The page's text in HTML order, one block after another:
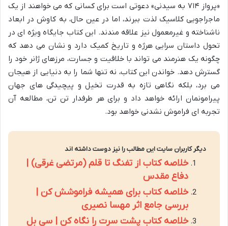
«پرواز ۷۱۴ به سیدنی» دعوتی است برای کسانی که می خواهند از یک
ماجراجویی کلاسیک لذت ببرند، اما در عین حال، به کاوش در ابعاد
ناشناخته و غیرمعمول نیز علاقه مندند. این کتاب جایگاه ویژه ای در
تحول داستان سرایی هرژه و تاریخ کمیک دارد و نشان می دهد که
چگونه یک هنرمند می تواند با خلاقیت و جسارت، مرزهای ژانر خود را
گسترش دهد. خواندن این کتاب، نه تنها شما را به دنیایی از هیجان
می برد، بلکه نگاهی تازه به قدرت تخیل و پیچیدگی های جهان
پیرامونمان ارائه خواهد داد و برای هر طرفدار تن تن، مطالعه آن
تجربه ای فراموش نشدنی خواهد بود.
دیگر کاربران سایت این مطالب را نیز دوست داشته اند
خلاصه کتاب از تفنگ تا قلم (مرتضی غرقی) |
دفاع مقدس
خلاصه کتاب برای همیشه فراموشش کن |
بررسی جامع اثر مهسا نصیری
خلاصه کتاب پشت سرت را نگاه کن | سی بل